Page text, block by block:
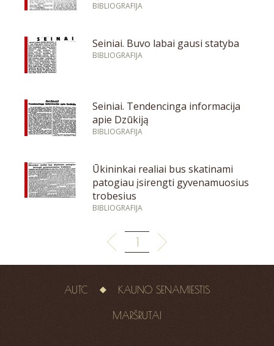
BIBLIOGRAFIJA
Seiniai. Buvo labai gausi statyba
BIBLIOGRAFIJA
Seiniai. Tendencinga informacija
apie Dzūkiją
BIBLIOGRAFIJA
Ūkininkai realiai bus skatinami
patogiau įsirengti gyvenamuosius
trobesius
BIBLIOGRAFIJA
1
AUTC KAUNO SENAMIESTIS
MARŠRUTAI